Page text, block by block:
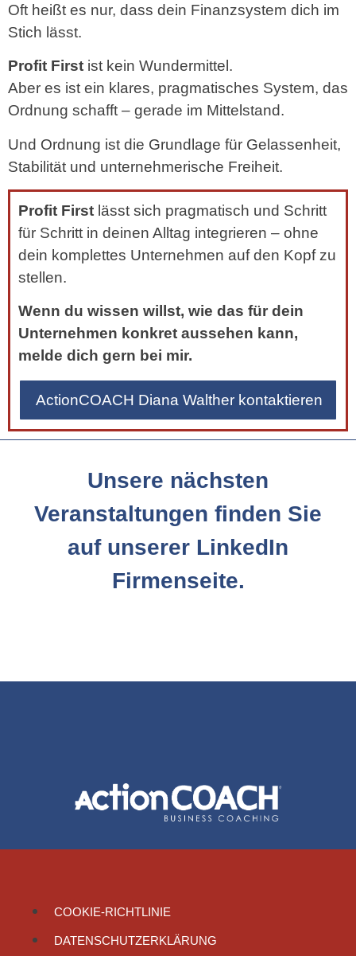
Oft heißt es nur, dass dein Finanzsystem dich im
Stich lässt.
Profit First ist kein Wundermittel.
Aber es ist ein klares, pragmatisches System, das
Ordnung schafft – gerade im Mittelstand.
Und Ordnung ist die Grundlage für Gelassenheit,
Stabilität und unternehmerische Freiheit.
Profit First lässt sich pragmatisch und Schritt
für Schritt in deinen Alltag integrieren – ohne
dein komplettes Unternehmen auf den Kopf zu
stellen.
Wenn du wissen willst, wie das für dein
Unternehmen konkret aussehen kann,
melde dich gern bei mir.
ActionCOACH Diana Walther kontaktieren
Unsere nächsten
Veranstaltungen finden Sie
auf unserer LinkedIn
Firmenseite.
COOKIE-RICHTLINIE
DATENSCHUTZERKLÄRUNG